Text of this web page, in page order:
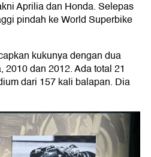
Aprilia dan Honda. Selepas
pindah ke World Superbike
kukunya dengan dua
2010 dan 2012. Ada total 21
dari 157 kali balapan. Dia